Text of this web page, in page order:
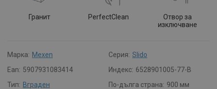
Гранит PerfectClean
Отвор за
изключване
Марка: Mexen Серия: Slido
Ean: 5907931083414 Индекс: 6528901005-77-B
Тип: Вграден По-дълга страна: 900 мм